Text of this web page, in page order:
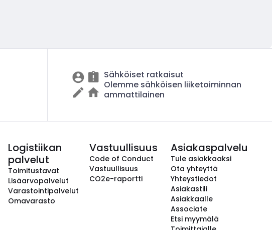
Sähköiset ratkaisut
Olemme sähköisen liiketoiminnan
ammattilainen
Logistiikan
palvelut
Toimitustavat
Lisäarvopalvelut
Varastointipalvelut
Omavarasto
Vastuullisuus
Code of Conduct
Vastuullisuus
CO2e-raportti
Asiakaspalvelu
Tule asiakkaaksi
Ota yhteyttä
Yhteystiedot
Asiakastili
Asiakkaalle
Associate
Etsi myymälä